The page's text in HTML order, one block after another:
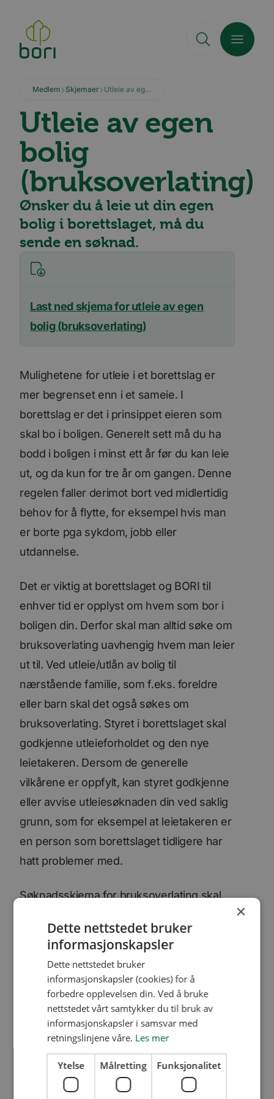
hovedinnhold
Medlem Skjemaer Utleie av egen bolig
Utleie av egen
bolig
(bruksoverlating)
Ønsker du å leie ut din egen
bolig i borettslaget, må du
sende en søknad.
Last ned skjema for utleie av egen
bolig (bruksoverlating)
Mulighetene for utleie i et borettslag er
mer begrenset enn i et sameie. I
borettslag er det i prinsippet eieren som
skal bo i boligen. Generelt sett må du ha
bodd i boligen i minst ett år før du kan leie
ut, og da kun for tre år om gangen. Denne
regelen faller derimot bort ved midlertidig
behov for å flytte, for eksempel hvis man
er borte pga sykdom, jobb eller
utdannelse.
Det er viktig at borettslaget og BORI til
enhver tid er opplyst om hvem som bor i
boligen din. Derfor skal man alltid søke om
bruksoverlating uavhengig hvem man leier
ut til.Ved utleie/utlån av bolig til
nærstående familie, som f.eks. foreldre
eller barn skal det også søkes om
bruksoverlating. Styret i borettslaget skal
godkjenne utleieforholdet og den nye
leietakeren. Dersom de generelle
vilkårene er oppfylt, kan styret godkjenne
eller avvise utleiesøknaden din ved saklig
grunn, som for eksempel at leietakeren er
en person som borettslaget tidligere har
hatt problemer med.
Søknadsskjema for bruksoverlating skal
firmapost@bori.noeller pr. post:
BORI, Postboks 323, 2001 Lillestrøm.
Vi gjør oppmerksom på at styret i
borettslaget har inntil 30 dager på seg til å
godkjenne eller avslå søknad om
bruksoverlating. Ved godkjennelse av
bruksoverlating vil du bli belastet med et
gebyr på kr 1 600 inkl. mva.
×
Dette nettstedet bruker
informasjonskapsler
Dette nettstedet bruker
informasjonskapsler (cookies) for å
forbedre opplevelsen din. Ved å bruke
nettstedet vårt samtykker du til bruk av
informasjonskapsler i samsvar med
retningslinjene våre. Les mer
Ytelse Målretting Funksjonalitet